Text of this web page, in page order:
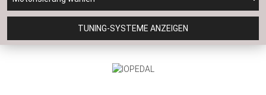
TUNING-SYSTEME ANZEIGEN